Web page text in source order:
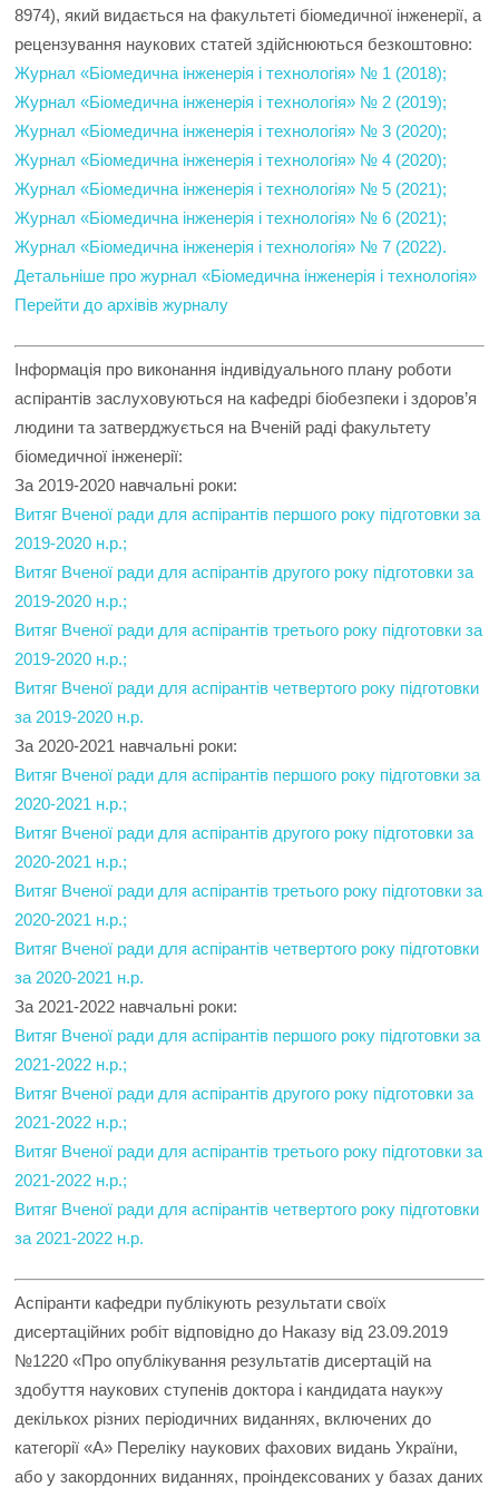
8974), який видається на факультеті біомедичної інженерії, а
рецензування наукових статей здійснюються безкоштовно:
Журнал «Біомедична інженерія і технологія» № 1 (2018);
Журнал «Біомедична інженерія і технологія» № 2 (2019);
Журнал «Біомедична інженерія і технологія» № 3 (2020);
Журнал «Біомедична інженерія і технологія» № 4 (2020);
Журнал «Біомедична інженерія і технологія» № 5 (2021);
Журнал «Біомедична інженерія і технологія» № 6 (2021);
Журнал «Біомедична інженерія і технологія» № 7 (2022).
Детальніше про журнал «Біомедична інженерія і технологія»
Перейти до архівів журналу
Інформація про виконання індивідуального плану роботи
аспірантів заслуховуються на кафедрі біобезпеки і здоров’я
людини та затверджується на Вченій раді факультету
біомедичної інженерії:
За 2019-2020 навчальні роки:
Витяг Вченої ради для аспірантів першого року підготовки за
2019-2020 н.р.;
Витяг Вченої ради для аспірантів другого року підготовки за
2019-2020 н.р.;
Витяг Вченої ради для аспірантів третього року підготовки за
2019-2020 н.р.;
Витяг Вченої ради для аспірантів четвертого року підготовки
за 2019-2020 н.р.
За 2020-2021 навчальні роки:
Витяг Вченої ради для аспірантів першого року підготовки за
2020-2021 н.р.;
Витяг Вченої ради для аспірантів другого року підготовки за
2020-2021 н.р.;
Витяг Вченої ради для аспірантів третього року підготовки за
2020-2021 н.р.;
Витяг Вченої ради для аспірантів четвертого року підготовки
за 2020-2021 н.р.
За 2021-2022 навчальні роки:
Витяг Вченої ради для аспірантів першого року підготовки за
2021-2022 н.р.;
Витяг Вченої ради для аспірантів другого року підготовки за
2021-2022 н.р.;
Витяг Вченої ради для аспірантів третього року підготовки за
2021-2022 н.р.;
Витяг Вченої ради для аспірантів четвертого року підготовки
за 2021-2022 н.р.
Аспіранти кафедри публікують результати своїх
дисертаційних робіт відповідно до Наказу від 23.09.2019
№1220 «Про опублікування результатів дисертацій на
здобуття наукових ступенів доктора і кандидата наук»у
декількох різних періодичних виданнях, включених до
категорії «А» Переліку наукових фахових видань України,
або у закордонних виданнях, проіндексованих у базах даних